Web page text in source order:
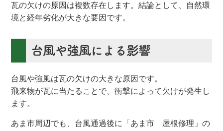
瓦の欠けの原因は複数存在します。結論として、自然環
境と経年劣化が大きな要因です。
台風や強風による影響
台風や強風は瓦の欠けの大きな原因です。
飛来物が瓦に当たることで、衝撃によって欠けが発生し
ます。
あま市周辺でも、台風通過後に「あま市 屋根修理」の